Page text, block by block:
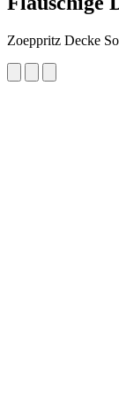
Zoeppritz Decke